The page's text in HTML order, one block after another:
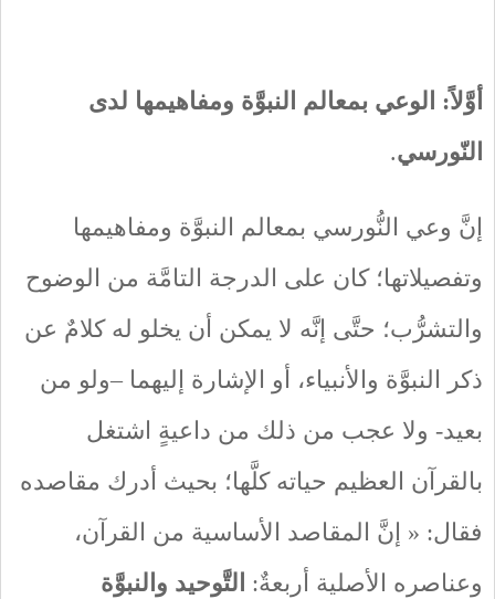
أوَّلاً: الوعي بمعالم النبوَّة ومفاهيمها لدى
النّورسي.
إنَّ وعي النُّورسي بمعالم النبوَّة ومفاهيمها
وتفصيلاتها؛ كان على الدرجة التامَّة من الوضوح
والتشرُّب؛ حتَّى إنَّه لا يمكن أن يخلو له كلامٌ عن
ذكر النبوَّة والأنبياء، أو الإشارة إليهما –ولو من
بعيد- ولا عجب من ذلك من داعيةٍ اشتغل
بالقرآن العظيم حياته كلَّها؛ بحيث أدرك مقاصده
فقال: « إنَّ المقاصد الأساسية من القرآن،
وعناصره الأصلية أربعةٌ: التَّوحيد والنبوَّة